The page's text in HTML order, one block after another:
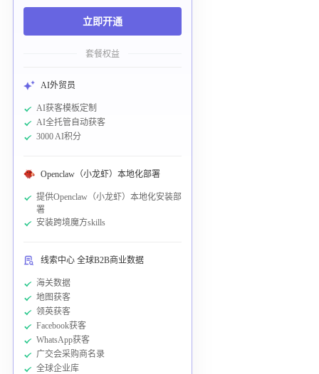
立即开通
套餐权益
AI外贸员
AI获客模板定制
AI全托管自动获客
3000 AI积分
Openclaw（小龙虾）本地化部署
提供Openclaw（小龙虾）本地化安装部
署
安装跨境魔方skills
线索中心 全球B2B商业数据
海关数据
地图获客
领英获客
Facebook获客
WhatsApp获客
广交会采购商名录
全球企业库